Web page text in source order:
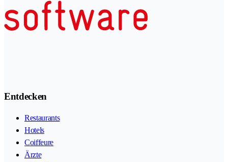
Entdecken
Restaurants
Hotels
Coiffeure
Ärzte